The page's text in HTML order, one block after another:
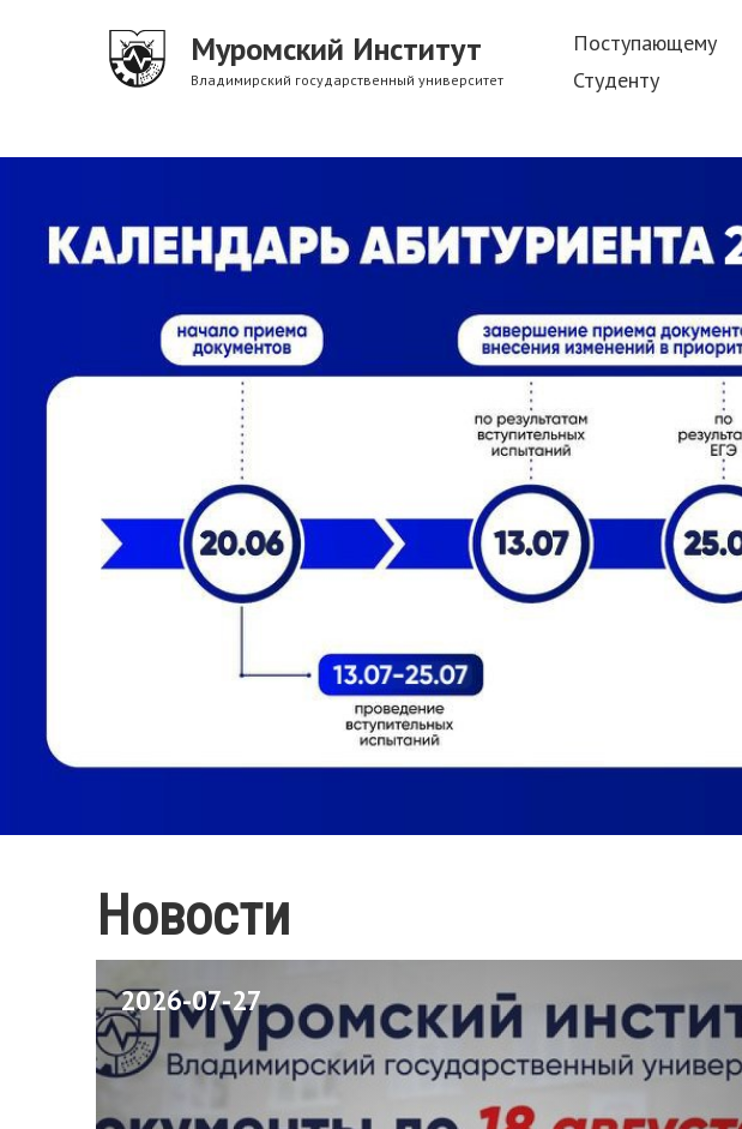
Муромский Институт
Владимирский государственный университет
Поступающему
Студенту
Новости
2026-07-27